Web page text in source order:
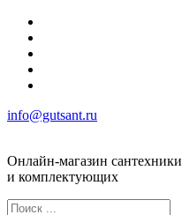
info@gutsant.ru
Онлайн-магазин сантехники
и комплектующих